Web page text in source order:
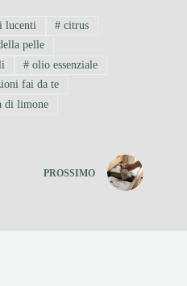
lucenti # citrus
pelle
# olio essenziale
fai da te
di limone
PROSSIMO